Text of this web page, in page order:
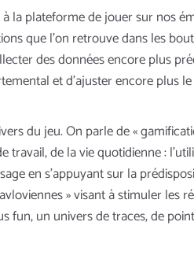
la plateforme de jouer sur nos
que l’on retrouve dans les
des données encore plus
et d’ajuster encore plus
du jeu. On parle de «
travail, de la vie quotidienne :
en s’appuyant sur la
» visant à stimuler les
un univers de traces, de